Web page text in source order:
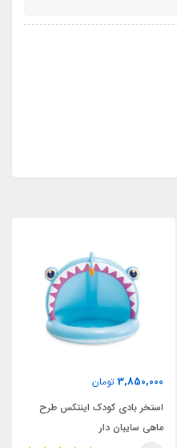
3,400,000
استخر بادی سه رینگ کودک
اینتکس طرح جدید قطر 147